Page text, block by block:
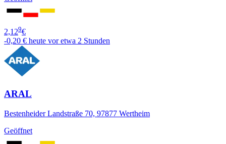
2,129€
-0,20 € heute vor etwa 2 Stunden
ARAL
Bestenheider Landstraße 70, 97877 Wertheim
Geöffnet